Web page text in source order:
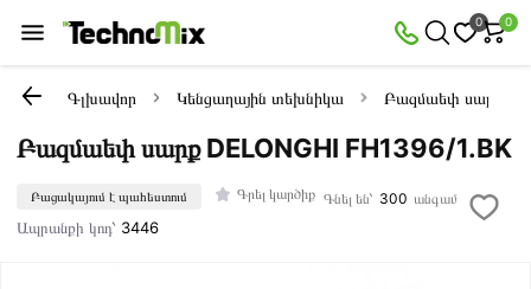
0 0
Գլխավոր Կենցաղային տեխնիկա Բազմաեփ սարքեր
Բազմաեփ սարք DELONGHI FH1396/1.BK
Բացակայում է պահեստում Գրել կարծիք Գնել են՝ 300 անգամ
Ապրանքի կոդ՝ 3446